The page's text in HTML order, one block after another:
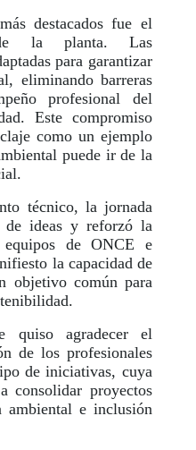
destacados fue el
la planta. Las
para garantizar
eliminando barreras
profesional del
Este compromiso
como un ejemplo
puede ir de la
técnico, la jornada
de ideas y reforzó la
de ONCE e
la capacidad de
objetivo común para
quiso agradecer el
de los profesionales
de iniciativas, cuya
consolidar proyectos
ambiental e inclusión